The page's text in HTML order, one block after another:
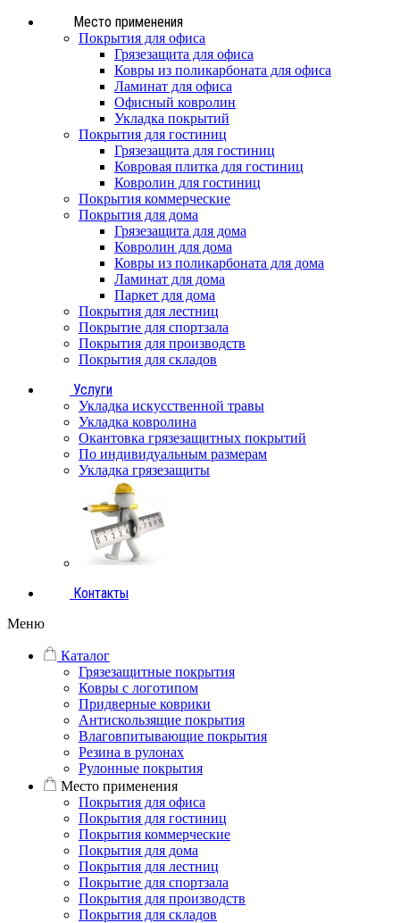
Место применения
Покрытия для офиса
Грязезащита для офиса
Ковры из поликарбоната для офиса
Ламинат для офиса
Офисный ковролин
Укладка покрытий
Покрытия для гостиниц
Грязезащита для гостиниц
Ковровая плитка для гостиниц
Ковролин для гостиниц
Покрытия коммерческие
Покрытия для дома
Грязезащита для дома
Ковролин для дома
Ковры из поликарбоната для дома
Ламинат для дома
Паркет для дома
Покрытия для лестниц
Покрытие для спортзала
Покрытия для производств
Покрытия для складов
Услуги
Укладка искусственной травы
Укладка ковролина
Окантовка грязезащитных покрытий
По индивидуальным размерам
Укладка грязезащиты
Контакты
Меню
Каталог
Грязезащитные покрытия
Ковры с логотипом
Придверные коврики
Антискользящие покрытия
Влаговпитывающие покрытия
Резина в рулонах
Рулонные покрытия
Место применения
Покрытия для офиса
Покрытия для гостиниц
Покрытия коммерческие
Покрытия для дома
Покрытия для лестниц
Покрытие для спортзала
Покрытия для производств
Покрытия для складов